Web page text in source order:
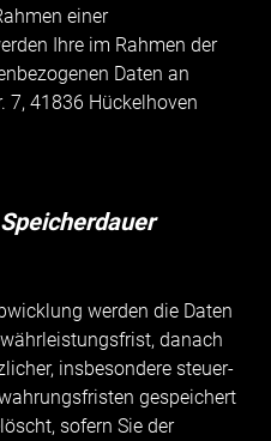
einer
Ihre im Rahmen der
Daten an
7, 41836 Hückelhoven
werden die Daten
danach
insbesondere steuer-
gespeichert
sofern Sie der